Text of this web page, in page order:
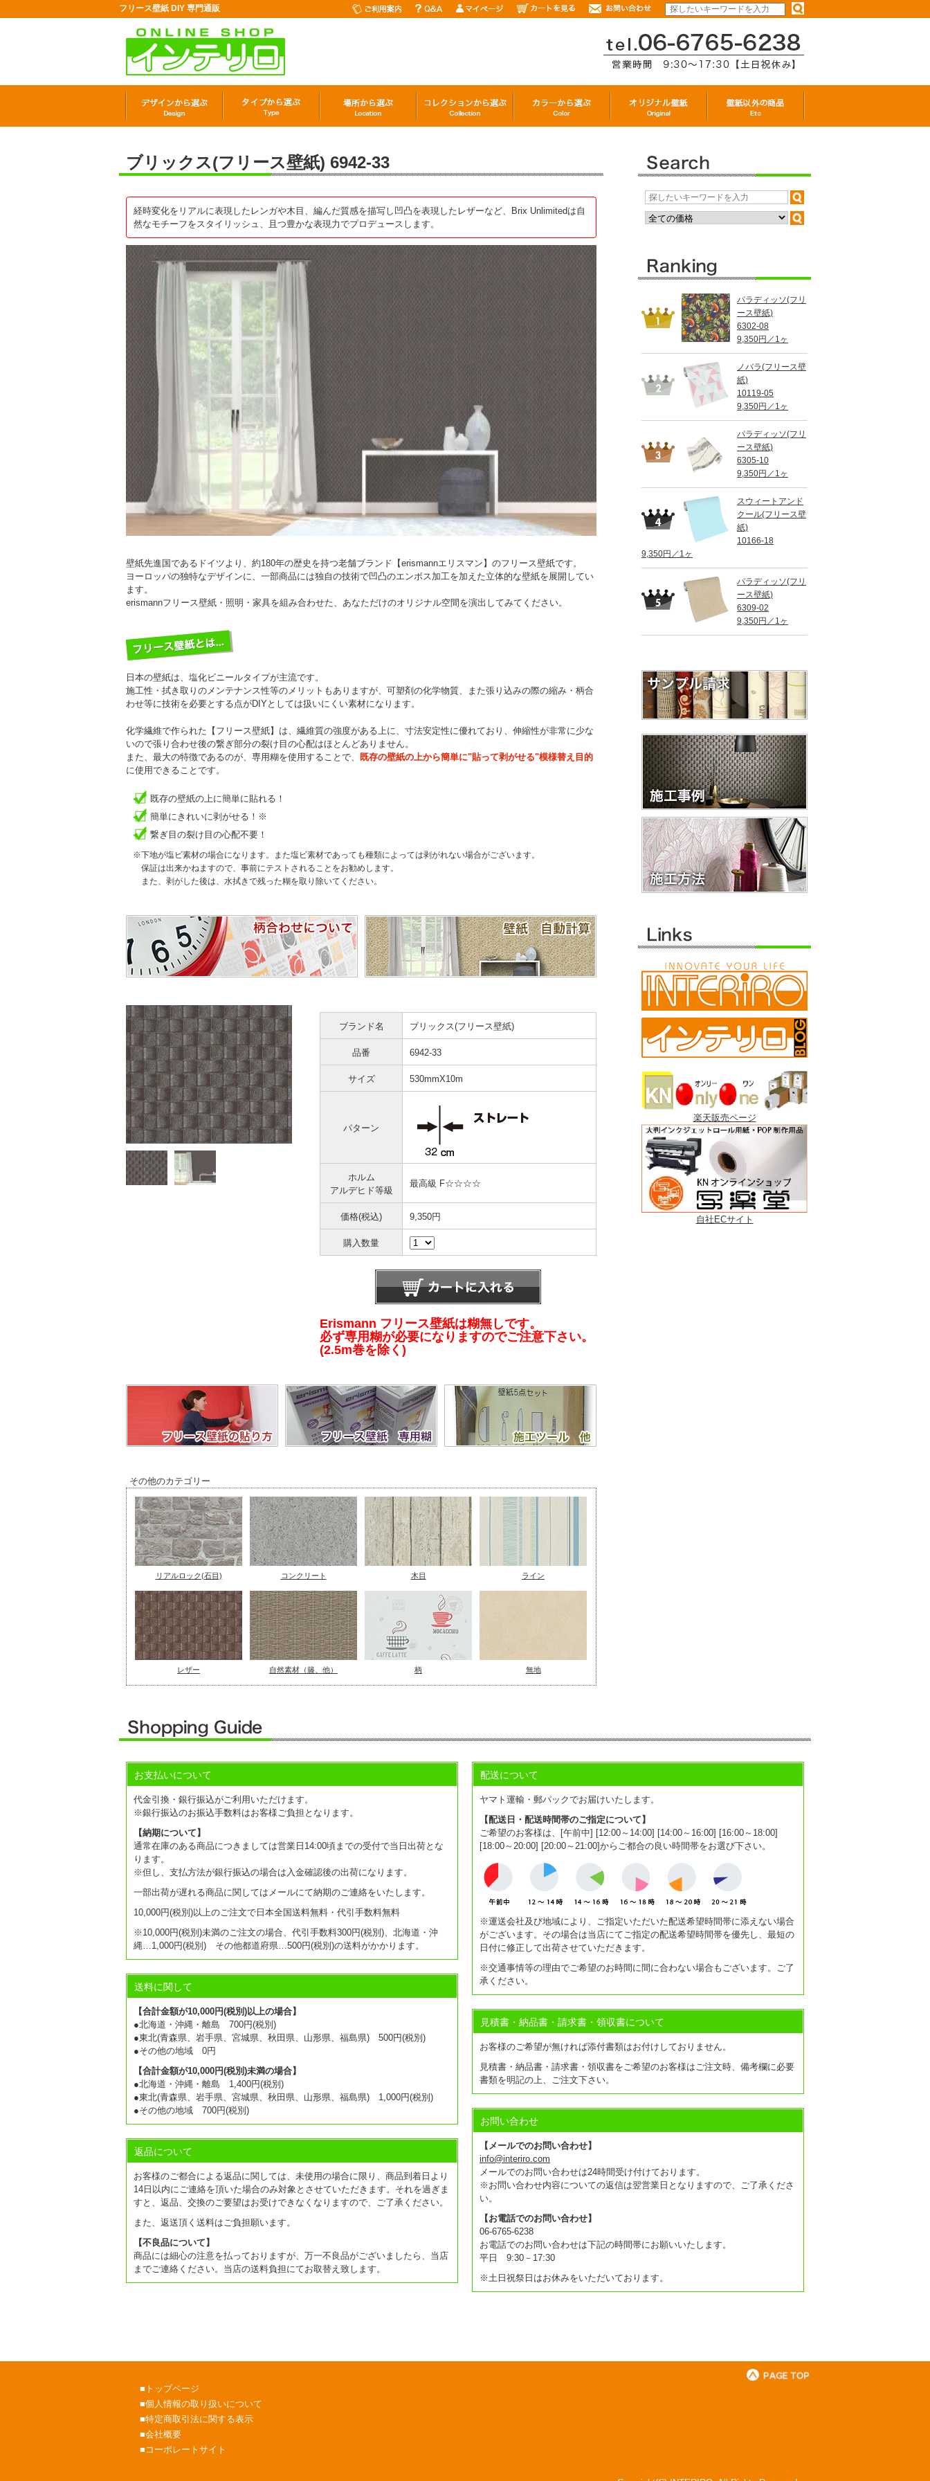
フリース壁紙 DIY 専門通販
ブリックス(フリース壁紙) 6942-33
経時変化をリアルに表現したレンガや木目、編んだ質感を描写し凹凸を表現したレザーなど、Brix Unlimitedは自
然なモチーフをスタイリッシュ、且つ豊かな表現力でプロデュースします。
壁紙先進国であるドイツより、約180年の歴史を持つ老舗ブランド【erismannエリスマン】のフリース壁紙です。
ヨーロッパの独特なデザインに、一部商品には独自の技術で凹凸のエンボス加工を加えた立体的な壁紙を展開してい
ます。
erismannフリース壁紙・照明・家具を組み合わせた、あなただけのオリジナル空間を演出してみてください。
日本の壁紙は、塩化ビニールタイプが主流です。
施工性・拭き取りのメンテナンス性等のメリットもありますが、可塑剤の化学物質、また張り込みの際の縮み・柄合
わせ等に技術を必要とする点がDIYとしては扱いにくい素材になります。
化学繊維で作られた【フリース壁紙】は、繊維質の強度がある上に、寸法安定性に優れており、伸縮性が非常に少な
いので張り合わせ後の繋ぎ部分の裂け目の心配はほとんどありません。
また、最大の特徴であるのが、専用糊を使用することで、 既存の壁紙の上から簡単に"貼って剥がせる"模様替え目的
に使用できることです。
既存の壁紙の上に簡単に貼れる！
簡単にきれいに剥がせる！※
繋ぎ目の裂け目の心配不要！
※下地が塩ビ素材の場合になります。また塩ビ素材であっても種類によっては剥がれない場合がございます。
保証は出来かねますので、事前にテストされることをお勧めします。
また、剥がした後は、水拭きで残った糊を取り除いてください。
ブランド名 ブリックス(フリース壁紙)
品番 6942-33
サイズ 530mmX10m
パターン
ホルム
アルデヒド等級
最高級 F☆☆☆☆
価格(税込) 9,350円
購入数量
Erismann フリース壁紙は糊無しです。
必ず専用糊が必要になりますのでご注意下さい。
(2.5m巻を除く)
その他のカテゴリー
リアルロック(石目) コンクリート 木目 ライン
レザー 自然素材（籐、他） 柄 無地
パラディッソ(フリ
ース壁紙)
6302-08
9,350円／1ヶ
ノバラ(フリース壁
紙)
10119-05
9,350円／1ヶ
パラディッソ(フリ
ース壁紙)
6305-10
9,350円／1ヶ
スウィートアンド
クール(フリース壁
紙)
10166-18
9,350円／1ヶ
パラディッソ(フリ
ース壁紙)
6309-02
9,350円／1ヶ
楽天販売ページ
自社ECサイト
お支払いについて
代金引換・銀行振込がご利用いただけます。
※銀行振込のお振込手数料はお客様ご負担となります。
【納期について】
通常在庫のある商品につきましては営業日14:00頃までの受付で当日出荷とな
ります。
※但し、支払方法が銀行振込の場合は入金確認後の出荷になります。
一部出荷が遅れる商品に関してはメールにて納期のご連絡をいたします。
10,000円(税別)以上のご注文で日本全国送料無料・代引手数料無料
※10,000円(税別)未満のご注文の場合、代引手数料300円(税別)、北海道・沖
縄…1,000円(税別) その他都道府県…500円(税別)の送料がかかります。
送料に関して
【合計金額が10,000円(税別)以上の場合】
●北海道・沖縄・離島 700円(税別)
●東北(青森県、岩手県、宮城県、秋田県、山形県、福島県) 500円(税別)
●その他の地域 0円
【合計金額が10,000円(税別)未満の場合】
●北海道・沖縄・離島 1,400円(税別)
●東北(青森県、岩手県、宮城県、秋田県、山形県、福島県) 1,000円(税別)
●その他の地域 700円(税別)
返品について
お客様のご都合による返品に関しては、未使用の場合に限り、商品到着日より
14日以内にご連絡を頂いた場合のみ対象とさせていただきます。それを過ぎま
すと、返品、交換のご要望はお受けできなくなりますので、ご了承ください。
また、返送頂く送料はご負担願います。
【不良品について】
商品には細心の注意を払っておりますが、万一不良品がございましたら、当店
までご連絡ください。当店の送料負担にてお取替え致します。
配送について
ヤマト運輸・郵パックでお届けいたします。
【配送日・配送時間帯のご指定について】
ご希望のお客様は、[午前中] [12:00～14:00] [14:00～16:00] [16:00～18:00]
[18:00～20:00] [20:00～21:00]からご都合の良い時間帯をお選び下さい。
※運送会社及び地域により、ご指定いただいた配送希望時間帯に添えない場合
がございます。その場合は当店にてご指定の配送希望時間帯を優先し、最短の
日付に修正して出荷させていただきます。
※交通事情等の理由でご希望のお時間に間に合わない場合もございます。ご了
承ください。
見積書・納品書・請求書・領収書について
お客様のご希望が無ければ添付書類はお付けしておりません。
見積書・納品書・請求書・領収書をご希望のお客様はご注文時、備考欄に必要
書類を明記の上、ご注文下さい。
お問い合わせ
【メールでのお問い合わせ】
info@interiro.com
メールでのお問い合わせは24時間受け付けております。
※お問い合わせ内容についての返信は翌営業日となりますので、ご了承くださ
い。
【お電話でのお問い合わせ】
06-6765-6238
お電話でのお問い合わせは下記の時間帯にお願いいたします。
平日 9:30－17:30
※土日祝祭日はお休みをいただいております。
■ トップページ
■個人情報の取り扱いについて
■特定商取引法に関する表示
■会社概要
■ コーポレートサイト